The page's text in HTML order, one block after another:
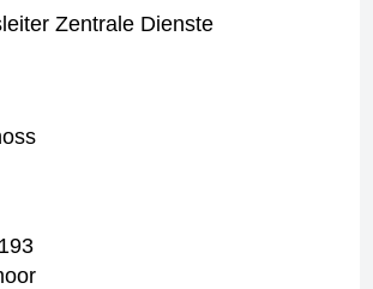
Zentrale Dienste